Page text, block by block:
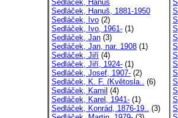
Sedláček, Hanuš
Sedláček, Hanuš, 1881-1950
Sedláček, Ivo (2)
Sedláček, Ivo, 1961- (1)
Sedláček, Jan (3)
Sedláček, Jan, nar. 1908 (1)
Sedláček, Jiří (4)
Sedláček, Jiří, 1924- (1)
Sedláček, Josef, 1907- (2)
Sedláček, K. F. (Květosla.. (6)
Sedláček, Kamil (4)
Sedláček, Karel, 1941- (1)
Sedláček, Konrád, 1876-19.. (3)